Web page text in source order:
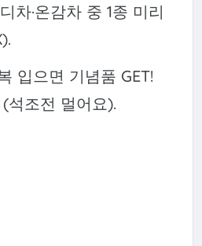
차·온감차 중 1종 미리
입으면 기념품 GET!
석조전 멀어요).